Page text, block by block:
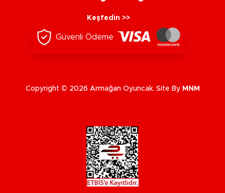
Keşfedin >>
Güvenli Ödeme
Copyright © 2026 Armağan Oyuncak. Site By MNM